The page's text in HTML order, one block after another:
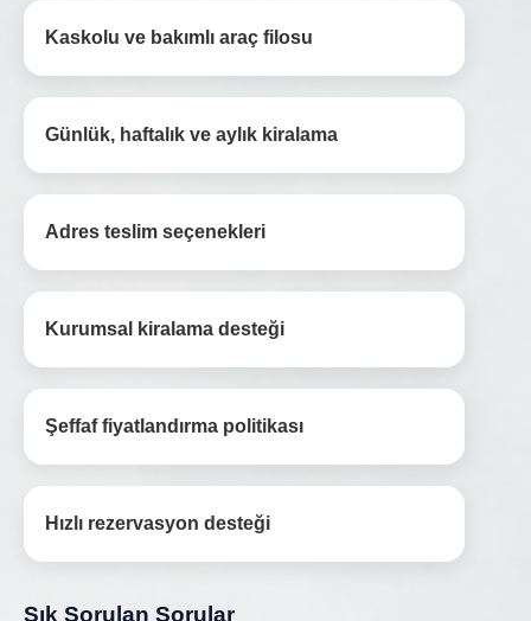
Kaskolu ve bakımlı araç filosu
Günlük, haftalık ve aylık kiralama
Adres teslim seçenekleri
Kurumsal kiralama desteği
Şeffaf fiyatlandırma politikası
Hızlı rezervasyon desteği
Sık Sorulan Sorular